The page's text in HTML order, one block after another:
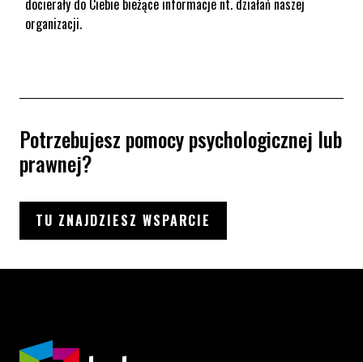
docierały do Ciebie bieżące informacje nt. działań naszej
organizacji.
Potrzebujesz pomocy psychologicznej lub
prawnej?
TU ZNAJDZIESZ WSPARCIE